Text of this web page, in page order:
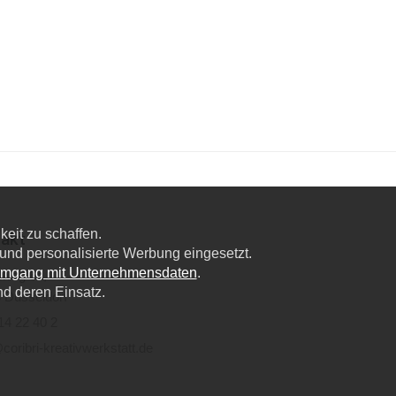
6a,
Düsseldorf
zu schaffen.
personalisierte Werbung eingesetzt.
mit Unternehmensdaten.
deren Einsatz.